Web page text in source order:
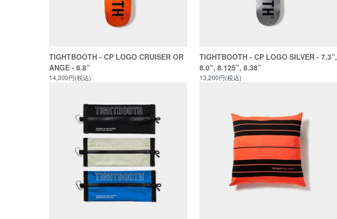
TIGHTBOOTH - CP LOGO CRUISER OR
ANGE - 8.8”
14,300円(税込)
TIGHTBOOTH - CP LOGO SILVER - 7.3”,
8.0”, 8.125”, 8.38”
13,200円(税込)